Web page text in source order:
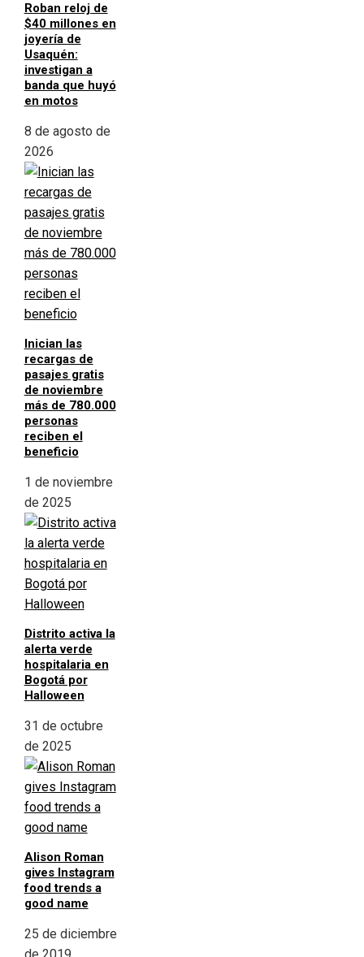
Roban reloj de
$40 millones en
joyería de
Usaquén:
investigan a
banda que huyó
en motos
8 de agosto de
2026
Inician las
recargas de
pasajes gratis
de noviembre
más de 780.000
personas
reciben el
beneficio
1 de noviembre
de 2025
Distrito activa la
alerta verde
hospitalaria en
Bogotá por
Halloween
31 de octubre
de 2025
Alison Roman
gives Instagram
food trends a
good name
25 de diciembre